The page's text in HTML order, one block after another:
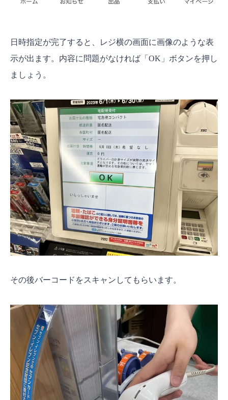
日時指定が完了すると、レジ横の画面に画像のような表
示が出ます。内容に問題がなければ「OK」ボタンを押し
ましょう。
その後バーコードをスキャンしてもらいます。